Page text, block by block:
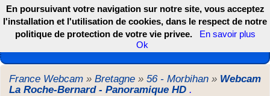
Les webcams de France, DOM TOM et COM
France Webcam » Bretagne » 56 - Morbihan » Webcam
La Roche-Bernard - Panoramique HD .
En poursuivant votre navigation sur notre site, vous acceptez
l'installation et l'utilisation de cookies, dans le respect de notre
politique de protection de votre vie privee.
En savoir plus
Ok